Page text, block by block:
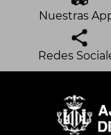
Nuestras
Redes